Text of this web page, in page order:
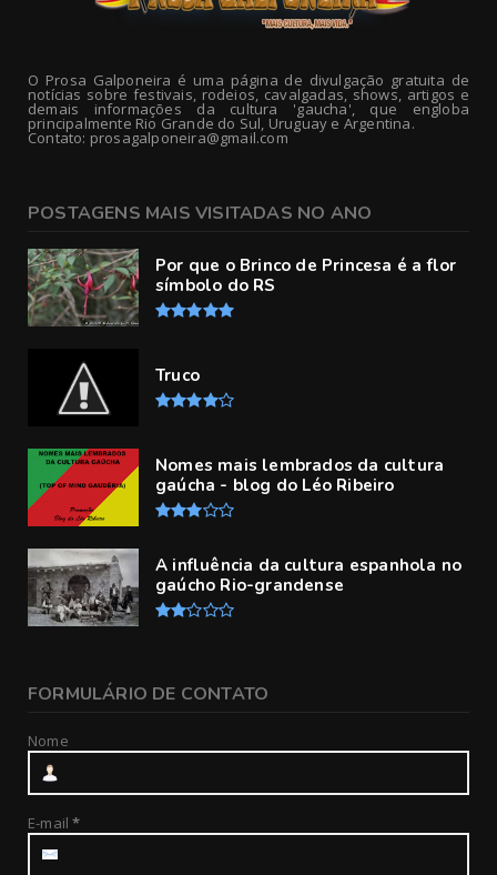
O Prosa Galponeira é uma página de divulgação gratuita de
notícias sobre festivais, rodeios, cavalgadas, shows, artigos e
demais informações da cultura 'gaucha', que engloba
principalmente Rio Grande do Sul, Uruguay e Argentina.
Contato: prosagalponeira@gmail.com
POSTAGENS MAIS VISITADAS NO ANO
Por que o Brinco de Princesa é a flor
símbolo do RS
Truco
Nomes mais lembrados da cultura
gaúcha - blog do Léo Ribeiro
A influência da cultura espanhola no
gaúcho Rio-grandense
FORMULÁRIO DE CONTATO
Nome
E-mail*